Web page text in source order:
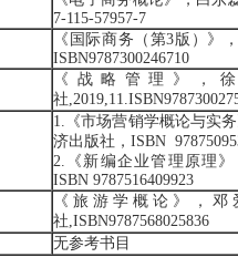
7-115-57957-7
《国际商务（第3版）》
ISBN9787300246710
《战略管理》，
社
1.《市场营销学概论与实
济出版社，ISBN
2.《新编企业管理原理
ISBN 9787516409923
《旅游学概论》，
社,ISBN9787568025836
无参考书目